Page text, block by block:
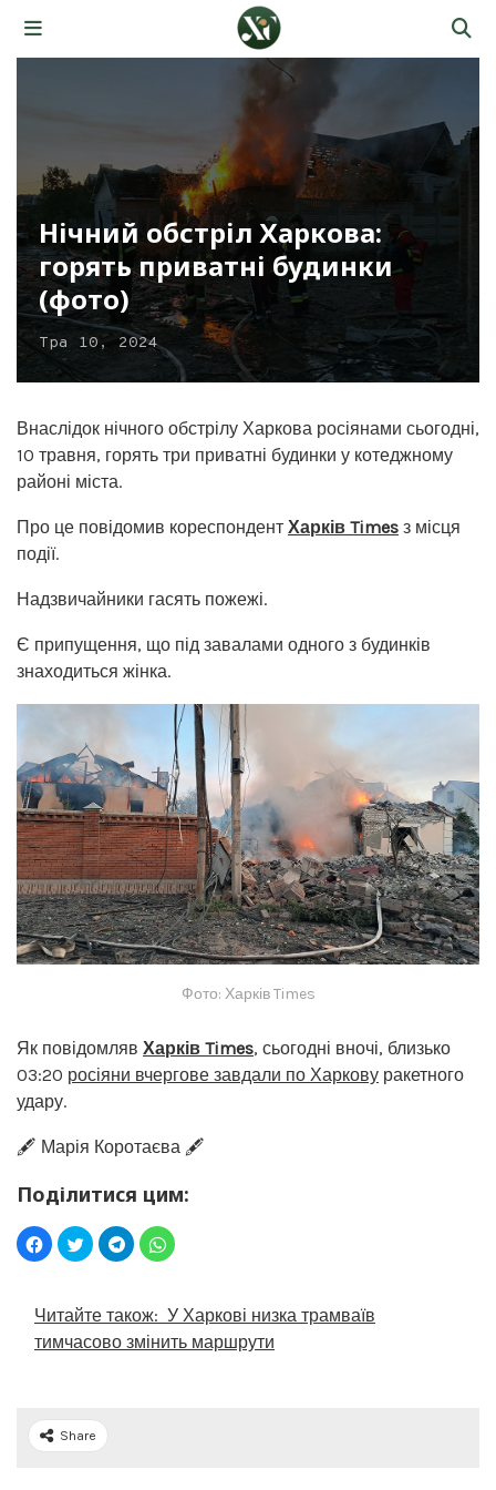
Нічний обстріл Харкова:
горять приватні будинки
(фото)
Тра 10, 2024
Внаслідок нічного обстрілу Харкова росіянами сьогодні,
10 травня, горять три приватні будинки у котеджному
районі міста.
Про це повідомив кореспондент Харків Times з місця
події.
Надзвичайники гасять пожежі.
Є припущення, що під завалами одного з будинків
знаходиться жінка.
Фото: Харків Times
Як повідомляв Харків Times, сьогодні вночі, близько
03:20 росіяни вчергове завдали по Харкову ракетного
удару.
🖋️ Марія Коротаєва 🖋️
Поділитися цим:
Читайте також: У Харкові низка трамваїв
тимчасово змінить маршрути
Share